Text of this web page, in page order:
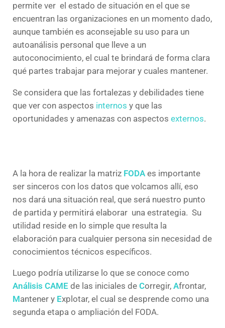
permite ver el estado de situación en el que se
encuentran las organizaciones en un momento dado,
aunque también es aconsejable su uso para un
autoanálisis personal que lleve a un
autoconocimiento, el cual te brindará de forma clara
qué partes trabajar para mejorar y cuales mantener.
Se considera que las fortalezas y debilidades tiene
que ver con aspectos internos y que las
oportunidades y amenazas con aspectos externos.
A la hora de realizar la matriz FODA es importante
ser sinceros con los datos que volcamos allí, eso
nos dará una situación real, que será nuestro punto
de partida y permitirá elaborar una estrategia. Su
utilidad reside en lo simple que resulta la
elaboración para cualquier persona sin necesidad de
conocimientos técnicos específicos.
Luego podría utilizarse lo que se conoce como
Análisis CAME de las iniciales de Corregir, Afrontar,
Mantener y Explotar, el cual se desprende como una
segunda etapa o ampliación del FODA.